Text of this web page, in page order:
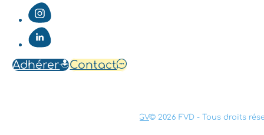
Adhérer Contact
CGV© 2026 FVD - Tous droits